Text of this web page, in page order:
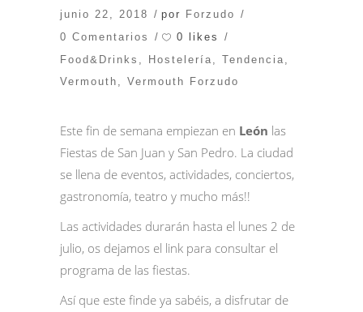
junio 22, 2018 por Forzudo
0 Comentarios
0 likes
Food&Drinks
Hostelería Tendencia
Vermouth
Vermouth Forzudo
Este fin de semana empiezan en León las
Fiestas de San Juan y San Pedro. La ciudad
se llena de eventos, actividades, conciertos,
gastronomía, teatro y mucho más!!
Las actividades durarán hasta el lunes 2 de
julio, os dejamos el link para consultar el
programa de las fiestas.
Así que este finde ya sabéis, a disfrutar de